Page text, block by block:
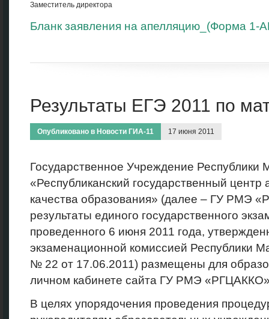
Заместитель директора
Бланк заявления на апелляцию_(Форма 1-
Результаты ЕГЭ 2011 по
Опубликовано в Новости ГИА-11 17 июня 2011
Государственное Учреждение Республики
«Республиканский государственный центр
качества образования» (далее – ГУ РМЭ
результаты единого государственного
проведенного 6 июня 2011 года,
экзаменационной комиссией Республики
№ 22 от 17.06.2011) размещены для
личном кабинете сайта ГУ РМЭ
В целях упорядочения проведения